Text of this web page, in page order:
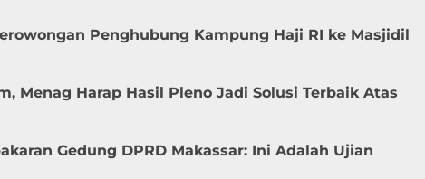
Penghubung Kampung Haji RI ke Masjidil
Menag Harap Hasil Pleno Jadi Solusi Terbaik Atas
Gedung DPRD Makassar: Ini Adalah Ujian